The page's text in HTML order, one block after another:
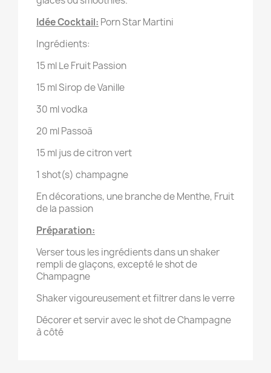
Idée Cocktail: Porn Star Martini
Ingrédients:
15 ml Le Fruit Passion
15 ml Sirop de Vanille
30 ml vodka
20 ml Passoã
15 ml jus de citron vert
1 shot(s) champagne
En décorations, une branche de Menthe, Fruit
de la passion
Préparation:
Verser tous les ingrédients dans un shaker
rempli de glaçons, excepté le shot de
Champagne
Shaker vigoureusement et filtrer dans le verre
Décorer et servir avec le shot de Champagne
à côté